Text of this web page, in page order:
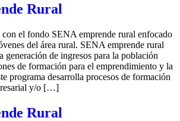
Rural
con el fondo SENA emprende rural enfocado
del área rural. SENA emprende rural
generación de ingresos para la población
de formación para el emprendimiento y la
programa desarrolla procesos de formación
y/o […]
Rural